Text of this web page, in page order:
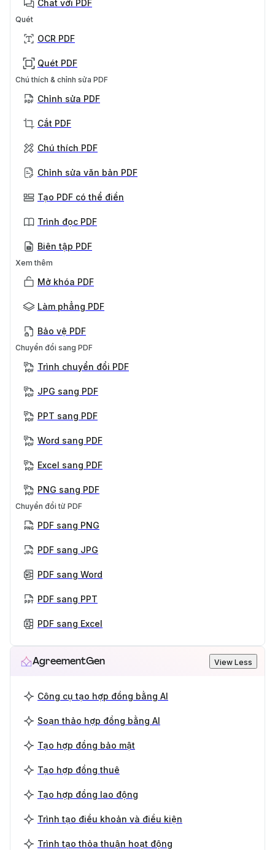
Chat với PDF
Quét
OCR PDF
Quét PDF
Chú thích & chỉnh sửa PDF
Chỉnh sửa PDF
Cắt PDF
Chú thích PDF
Chỉnh sửa văn bản PDF
Tạo PDF có thể điền
Trình đọc PDF
Biên tập PDF
Xem thêm
Mở khóa PDF
Làm phẳng PDF
Bảo vệ PDF
Chuyển đổi sang PDF
Trình chuyển đổi PDF
JPG sang PDF
PPT sang PDF
Word sang PDF
Excel sang PDF
PNG sang PDF
Chuyển đổi từ PDF
PDF sang PNG
PDF sang JPG
PDF sang Word
PDF sang PPT
PDF sang Excel
AgreementGen View Less
Công cụ tạo hợp đồng bằng AI
Soạn thảo hợp đồng bằng AI
Tạo hợp đồng bảo mật
Tạo hợp đồng thuê
Tạo hợp đồng lao động
Trình tạo điều khoản và điều kiện
Trình tạo thỏa thuận hoạt động